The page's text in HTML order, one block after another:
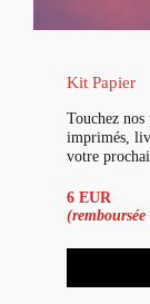
Kit Papier
Touchez
imprimés,
votre
6 EUR